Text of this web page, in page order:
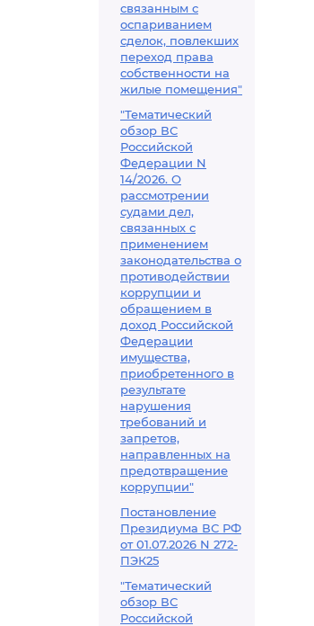
связанным с
оспариванием
сделок, повлекших
переход права
собственности на
жилые помещения"
"Тематический
обзор ВС
Российской
Федерации N
14/2026. О
рассмотрении
судами дел,
связанных с
применением
законодательства о
противодействии
коррупции и
обращением в
доход Российской
Федерации
имущества,
приобретенного в
результате
нарушения
требований и
запретов,
направленных на
предотвращение
коррупции"
Постановление
Президиума ВС РФ
от 01.07.2026 N 272-
ПЭК25
"Тематический
обзор ВС
Российской